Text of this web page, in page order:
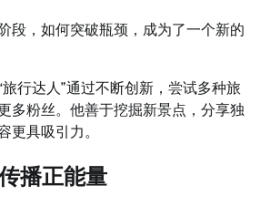
段，如何突破瓶颈，成为了一个新的
行达人”通过不断创新，尝试多种旅
多粉丝。他善于挖掘新景点，分享独
更具吸引力。
播正能量